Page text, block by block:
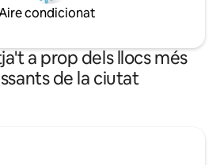
condicionat
a prop dels llocs més
de la ciutat